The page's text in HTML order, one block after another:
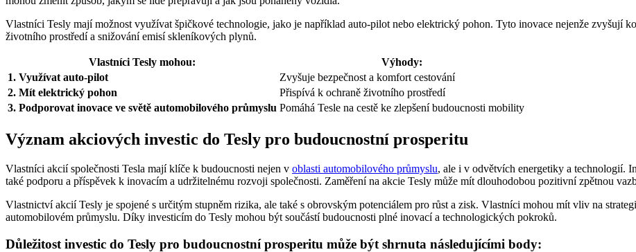
Vlastníci Tesly mají možnost využívat špičkové technologie, jako je například auto-pilot nebo elektrický pohon. Tyto inovace nejenže zvyšují
životního prostředí a snižování emisí skleníkových plynů.
Vlastníci Tesly mohou:
Výhody:
1. Využívat auto-pilot
Zvyšuje bezpečnost a komfort cestování
2. Mít elektrický pohon
Přispívá k ochraně životního prostředí
3. Podporovat inovace ve světě automobilového průmyslu Pomáhá Tesle na cestě ke zlepšení budoucnosti mobility
Význam akciových investic do Tesly pro budoucnostní prosperitu
Vlastníci akcií společnosti Tesla mají klíče k budoucnosti nejen v oblasti automobilového průmyslu, ale i v odvětvích energetiky a technologií.
také podporu a příspěvek k inovacím a udržitelnému rozvoji společnosti. Zaměření na akcie Tesly může mít dlouhodobou pozitivní zpětnou
Vlastnictví akcií Tesly je spojené s určitým stupněm rizika, ale také s obrovským potenciálem pro růst a zisk. Vlastníci mohou mít vliv na
automobilovém průmyslu. Díky investicím do Tesly mohou být součástí budoucnosti plné inovací a technologických pokroků.
Důležitost investic do Tesly pro budoucnostní prosperitu může být shrnuta následujícími body: